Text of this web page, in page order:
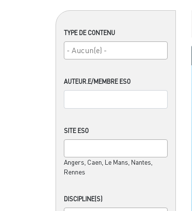
TYPE DE CONTENU
AUTEUR.E/MEMBRE ESO
SITE ESO
Angers, Caen, Le Mans, Nantes,
Rennes
DISCIPLINE(S)